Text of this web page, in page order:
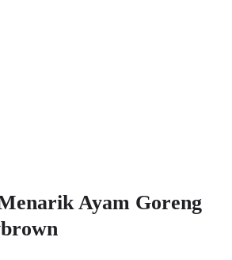
Ayam Goreng